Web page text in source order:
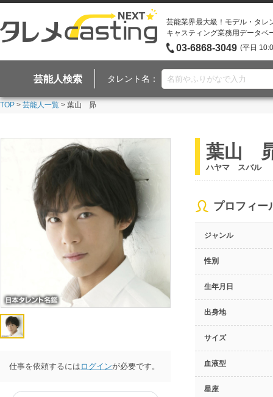
芸能業界最大級！モデル・タレ
キャスティング業務用データベ
03-6868-3049 (平日
芸能人検索 タレント名：
TOP > 芸能人一覧 > 葉山 昴
仕事を依頼するには ログインが必要です。
葉山
ハヤマ スバル
プロフィー
ジャンル
性別
生年月日
出身地
サイズ
血液型
星座